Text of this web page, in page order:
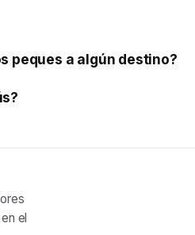
peques a algún destino?
el